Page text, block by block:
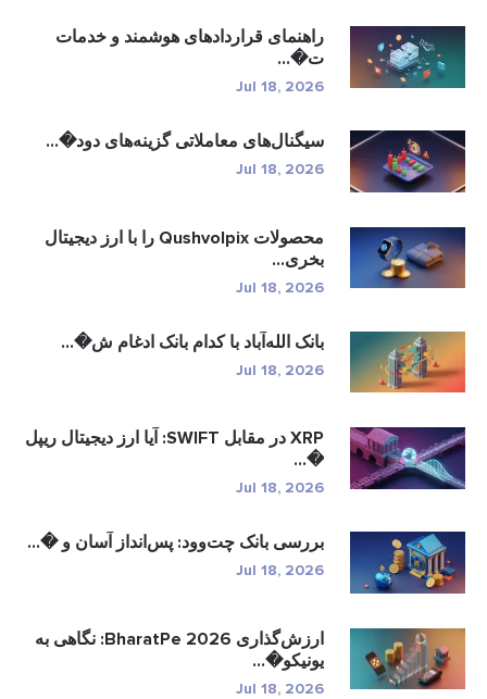
راهنمای قراردادهای هوشمند و خدمات
ت�...
Jul 18, 2026
سیگنال‌های معاملاتی گزینه‌های دود�...
Jul 18, 2026
محصولات Qushvolpix را با ارز دیجیتال
بخری...
Jul 18, 2026
بانک الله‌آباد با کدام بانک ادغام ش�...
Jul 18, 2026
XRP در مقابل SWIFT: آیا ارز دیجیتال ریپل
�...
Jul 18, 2026
بررسی بانک چت‌وود: پس‌انداز آسان و �...
Jul 18, 2026
ارزش‌گذاری BharatPe 2026: نگاهی به
یونیکو�...
Jul 18, 2026